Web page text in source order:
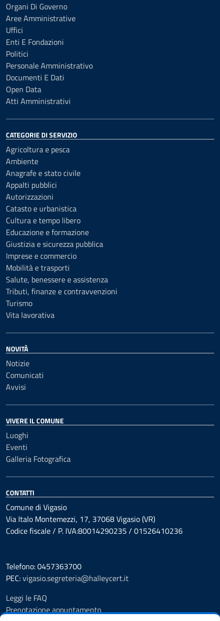
Organi Di Governo
Aree Amministrative
Uffici
Enti E Fondazioni
Politici
Personale Amministrativo
Documenti E Dati
Open Data
Atti Amministrativi
CATEGORIE DI SERVIZIO
Agricoltura e pesca
Ambiente
Anagrafe e stato civile
Appalti pubblici
Autorizzazioni
Catasto e urbanistica
Cultura e tempo libero
Educazione e formazione
Giustizia e sicurezza pubblica
Imprese e commercio
Mobilità e trasporti
Salute, benessere e assistenza
Tributi, finanze e contravvenzioni
Turismo
Vita lavorativa
NOVITÀ
Notizie
Comunicati
Avvisi
VIVERE IL COMUNE
Luoghi
Eventi
Galleria Fotografica
CONTATTI
Comune di Vigasio
Via Italo Montemezzi, 17, 37068 Vigasio (VR)
Codice fiscale / P. IVA:80014290235 / 01526410236
Telefono: 0457363700
PEC:vigasio.segreteria@halleycert.it
Leggi le FAQ
Prenotazione appuntamento